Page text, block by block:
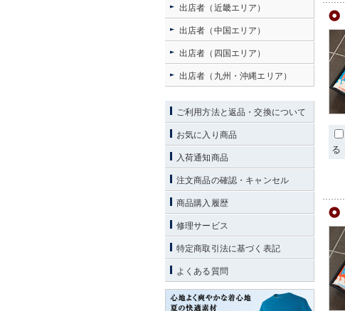
る
出店者（近畿エリア）
出店者（中国エリア）
出店者（四国エリア）
出店者（九州・沖縄エリア）
ご利用方法と返品・交換について
お気に入り商品
入荷通知商品
注文商品の確認・キャンセル
商品購入履歴
修理サービス
特定商取引法に基づく表記
よくある質問